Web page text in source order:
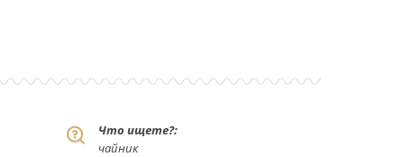
Что ищете?:
чайник